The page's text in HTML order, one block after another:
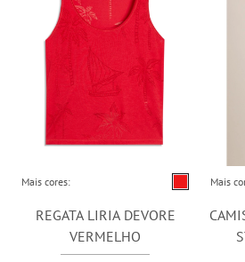
Mais cores:
REGATA LIRIA DEVORE
VERMELHO
Mais